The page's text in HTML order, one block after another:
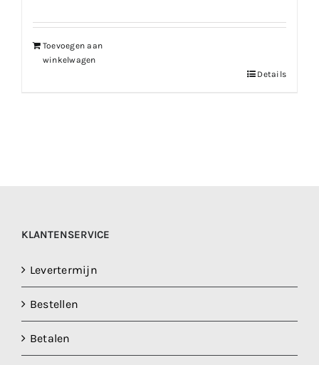
Toevoegen aan
winkelwagen
Details
KLANTENSERVICE
Levertermijn
Bestellen
Betalen